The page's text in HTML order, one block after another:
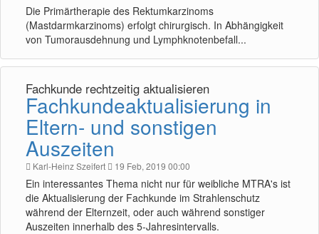
Die Primärtherapie des Rektumkarzinoms
(Mastdarmkarzinoms) erfolgt chirurgisch. In Abhängigkeit
von Tumorausdehnung und Lymphknotenbefall...
Fachkunde rechtzeitig aktualisieren
Fachkundeaktualisierung in
Eltern- und sonstigen
Auszeiten
Karl-Heinz Szeifert 19 Feb, 2019 00:00
Ein interessantes Thema nicht nur für weibliche MTRA's ist
die Aktualisierung der Fachkunde im Strahlenschutz
während der Elternzeit, oder auch während sonstiger
Auszeiten innerhalb des 5-Jahresintervalls.